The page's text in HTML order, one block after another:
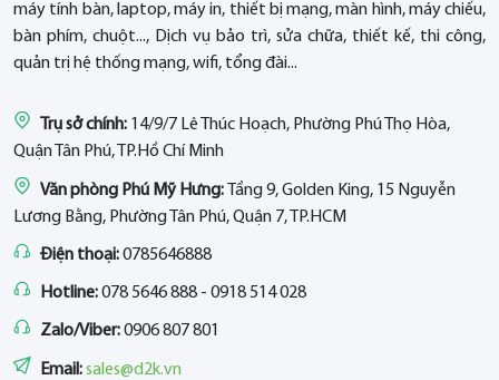
máy tính bàn, laptop, máy in, thiết bị mạng, màn hình, máy chiếu,
bàn phím, chuột..., Dịch vụ bảo trì, sửa chữa, thiết kế, thi công,
quản trị hệ thống mạng, wifi, tổng đài...
Trụ sở chính: 14/9/7 Lê Thúc Hoạch, Phường Phú Thọ Hòa,
Quận Tân Phú, TP.Hồ Chí Minh
Văn phòng Phú Mỹ Hưng:Tầng 9, Golden King, 15 Nguyễn
Lương Bằng, Phường Tân Phú, Quận 7, TP.HCM
Điện thoại:0785646888
Hotline:078 5646 888 - 0918 514 028
Zalo/Viber:0906 807 801
Email:sales@d2k.vn